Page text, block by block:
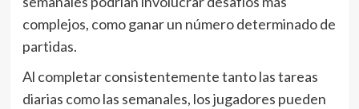
complejos, como ganar un número determinado de
partidas.
Al completar consistentemente tanto las tareas
diarias como las semanales, los jugadores pueden